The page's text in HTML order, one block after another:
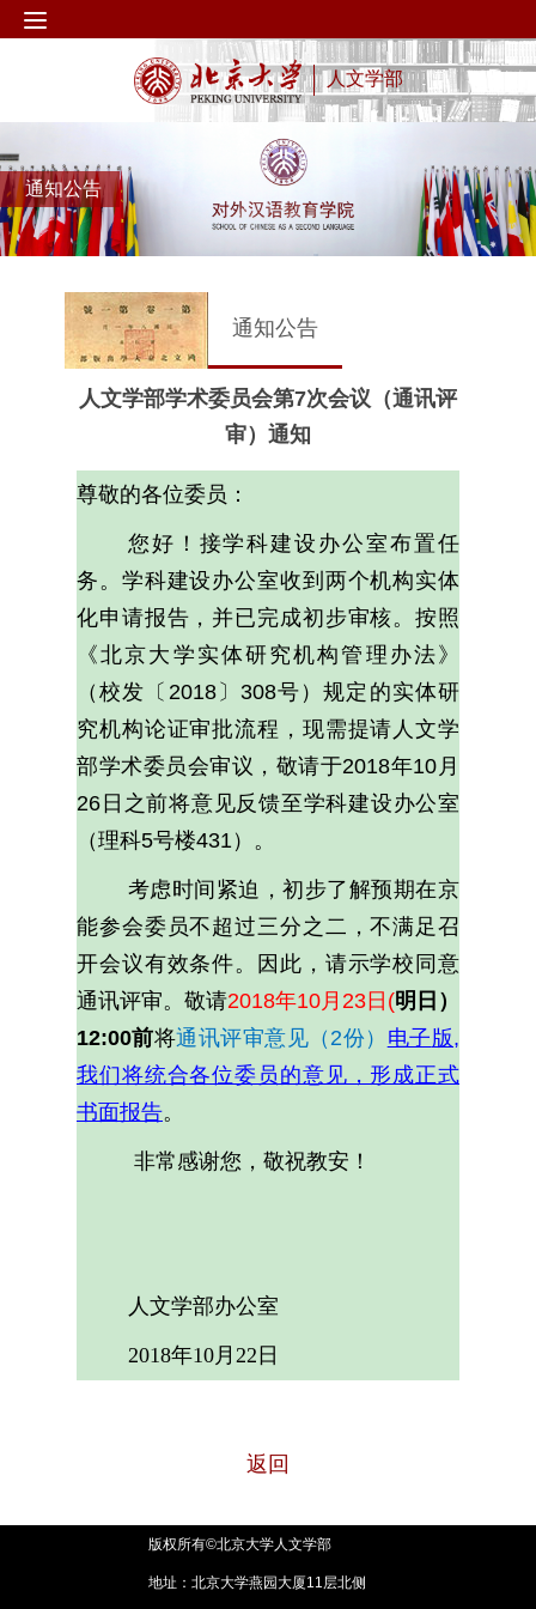
人文学部
通知公告
通知公告
人文学部学术委员会第7次会议（通讯评
审）通知
尊敬的各位委员：
您好！接学科建设办公室布置任
务。学科建设办公室收到两个机构实体
化申请报告，并已完成初步审核。按照
《北京大学实体研究机构管理办法》
（校发〔2018〕308号）规定的实体研
究机构论证审批流程，现需提请人文学
部学术委员会审议，敬请于2018年10月
26日之前将意见反馈至学科建设办公室
（理科5号楼431）。
考虑时间紧迫，初步了解预期在京
能参会委员不超过三分之二，不满足召
开会议有效条件。因此，请示学校同意
通讯评审。敬请2018年10月23日(明日）
12:00前将通讯评审意见（2份） 电子版,
我们将统合各位委员的意见，形成正式
书面报告。
非常感谢您，敬祝教安！
人文学部办公室
2018年10月22日
返回
版权所有©北京大学人文学部
地址：北京大学燕园大厦11层北侧